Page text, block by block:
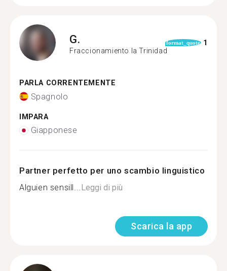
G.
Fraccionamiento la Trinidad
format_quote 1
PARLA CORRENTEMENTE
Spagnolo
IMPARA
Giapponese
Partner perfetto per uno scambio linguistico
Alguien sensill...Leggi di più
Scarica la app